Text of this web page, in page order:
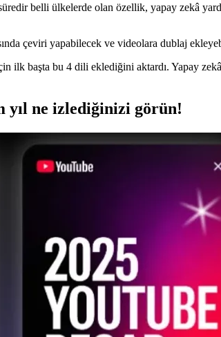
belli ülkelerde olan özellik, yapay zekâ
çeviri yapabilecek ve videolara dublaj
ilk başta bu 4 dili eklediğini aktardı. Yapay
yıl ne izlediğinizi görün!